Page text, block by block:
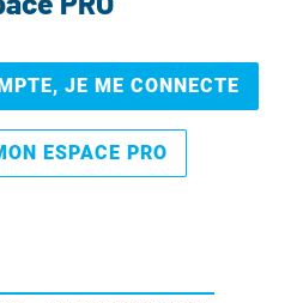
JE ME CONNECTE
ESPACE PRO